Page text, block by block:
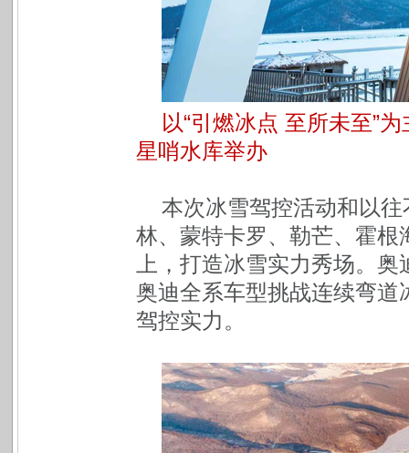
以“引燃冰点 至所未至”
星哨水库举办
本次冰雪驾控活动和以
林、蒙特卡罗、勒芒、霍
上，打造冰雪实力秀场。
奥迪全系车型挑战连续弯
驾控实力。